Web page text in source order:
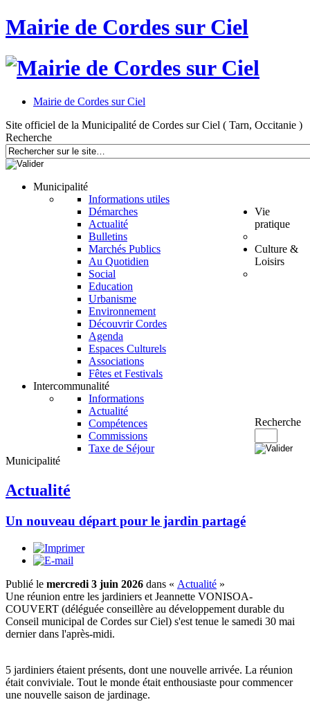
Mairie de Cordes sur Ciel
Mairie de Cordes sur Ciel
Site officiel de la Municipalité de Cordes sur Ciel ( Tarn, Occitanie )
Recherche
Municipalité
Informations utiles
Démarches
Actualité
Bulletins
Marchés Publics
Vie
pratique
Au Quotidien
Social
Education
Urbanisme
Environnement
Culture &
Loisirs
Découvrir Cordes
Agenda
Espaces Culturels
Associations
Fêtes et Festivals
Intercommunalité
Informations
Actualité
Compétences
Commissions
Taxe de Séjour
Recherche
Municipalité
Actualité
Un nouveau départ pour le jardin partagé
Publié le mercredi 3 juin 2026 dans « Actualité »
Une réunion entre les jardiniers et Jeannette VONISOA-
COUVERT (déléguée conseillère au développement durable du
Conseil municipal de Cordes sur Ciel) s'est tenue le samedi 30 mai
dernier dans l'après-midi.
5 jardiniers étaient présents, dont une nouvelle arrivée. La réunion
était conviviale. Tout le monde était enthousiaste pour commencer
une nouvelle saison de jardinage.